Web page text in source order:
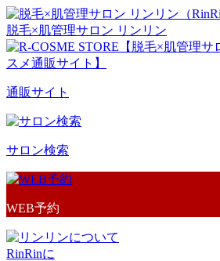
脱毛×肌管理サロン リンリン
通販サイト
サロン検索
WEB予約
RinRinに